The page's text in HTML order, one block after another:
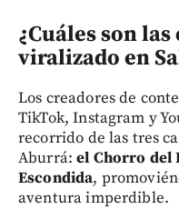
¿Cuáles son
viralizado en
Los creadores de
TikTok, Instagram y
recorrido de las tres
Aburrá:el Chorro del
Escondida,
aventura imperdible.